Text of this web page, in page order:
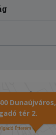
Dunaújváros,
tér 2.